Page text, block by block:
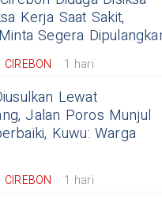
Kerja Saat Sakit,
Segera
1 hari
Lewat
Jalan Poros Munjul
Kuwu: Warga
1 hari